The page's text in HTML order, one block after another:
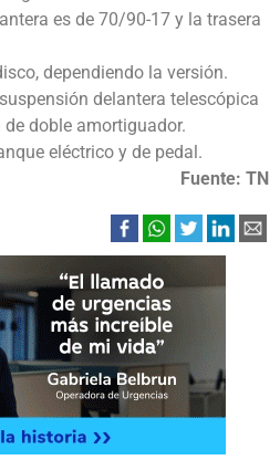
es de 70/90-17 y la trasera
dependiendo la versión.
delantera telescópica
doble amortiguador.
eléctrico y de pedal.
Fuente: TN